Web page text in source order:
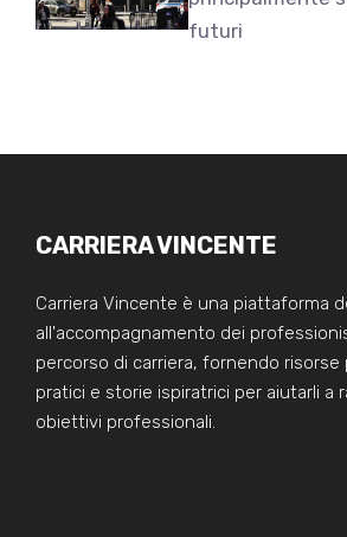
futuri
CARRIERA VINCENTE
Carriera Vincente è una piattaforma
all'accompagnamento dei
percorso di carriera, fornendo risorse
pratici e storie ispiratrici per aiutarli a
obiettivi professionali.